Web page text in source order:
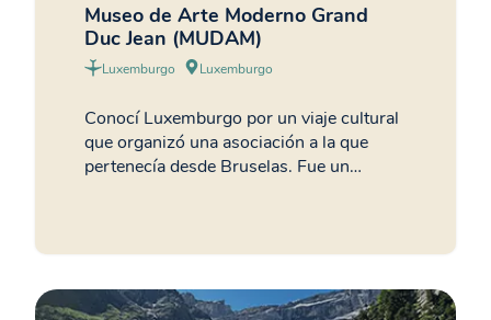
Museo de Arte Moderno Grand
Duc Jean (MUDAM)
Luxemburgo Luxemburgo
Conocí Luxemburgo por un viaje cultural
que organizó una asociación a la que
pertenecía desde Bruselas. Fue un…